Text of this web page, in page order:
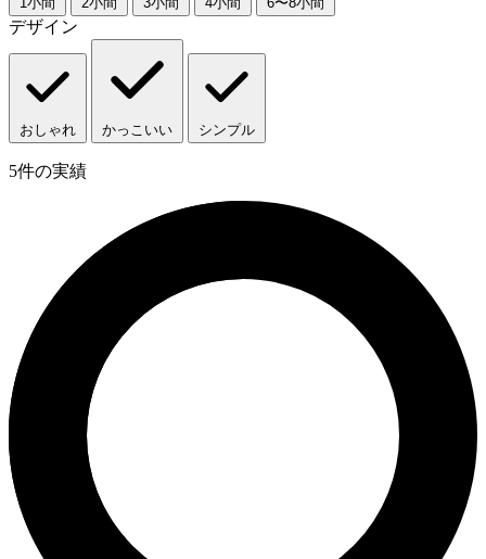
デザイン
おしゃれ かっこいい シンプル
5件の実績